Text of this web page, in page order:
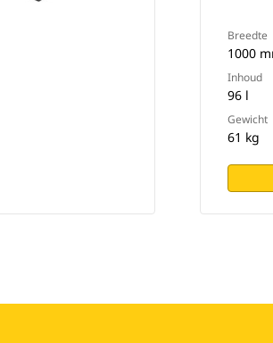
Breedte
1000
Inhoud
96 l
Gewicht
61 kg